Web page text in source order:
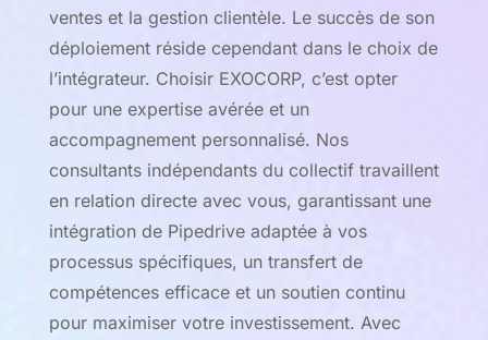
ventes et la gestion clientèle. Le succès de son
déploiement réside cependant dans le choix de
l’intégrateur. Choisir EXOCORP, c’est opter
pour une expertise avérée et un
accompagnement personnalisé. Nos
consultants indépendants du collectif travaillent
en relation directe avec vous, garantissant une
intégration de Pipedrive adaptée à vos
processus spécifiques, un transfert de
compétences efficace et un soutien continu
pour maximiser votre investissement. Avec